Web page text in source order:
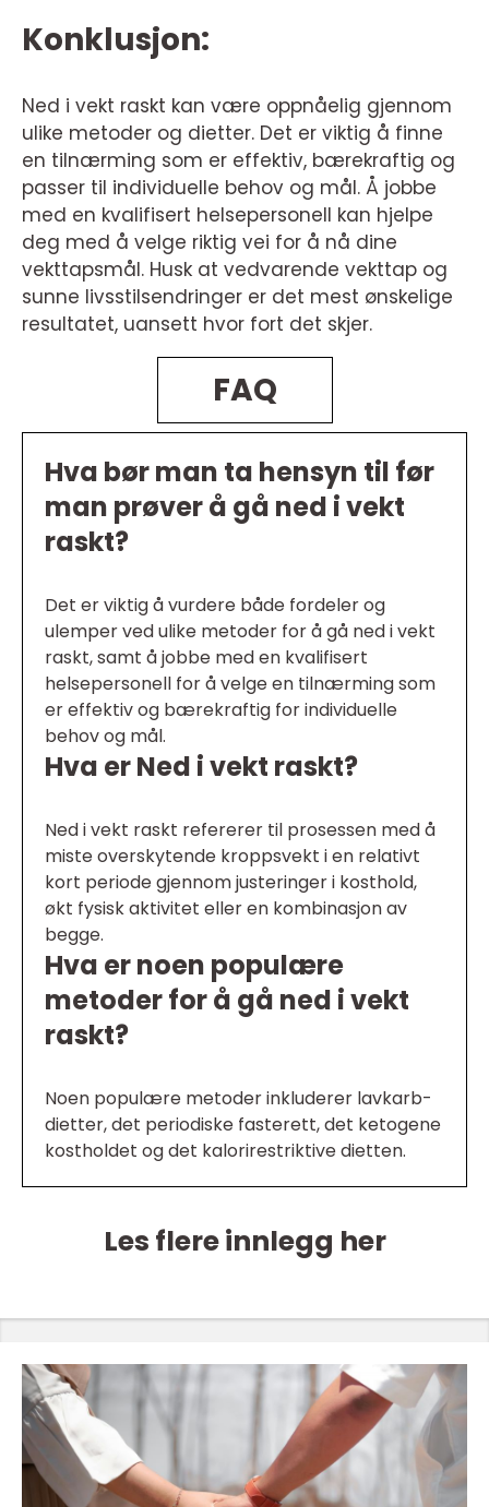
Konklusjon:
Ned i vekt raskt kan være oppnåelig gjennom
ulike metoder og dietter. Det er viktig å finne
en tilnærming som er effektiv, bærekraftig og
passer til individuelle behov og mål. Å jobbe
med en kvalifisert helsepersonell kan hjelpe
deg med å velge riktig vei for å nå dine
vekttapsmål. Husk at vedvarende vekttap og
sunne livsstilsendringer er det mest ønskelige
resultatet, uansett hvor fort det skjer.
FAQ
Hva bør man ta hensyn til før
man prøver å gå ned i vekt
raskt?
Det er viktig å vurdere både fordeler og
ulemper ved ulike metoder for å gå ned i vekt
raskt, samt å jobbe med en kvalifisert
helsepersonell for å velge en tilnærming som
er effektiv og bærekraftig for individuelle
behov og mål.
Hva er Ned i vekt raskt?
Ned i vekt raskt refererer til prosessen med å
miste overskytende kroppsvekt i en relativt
kort periode gjennom justeringer i kosthold,
økt fysisk aktivitet eller en kombinasjon av
begge.
Hva er noen populære
metoder for å gå ned i vekt
raskt?
Noen populære metoder inkluderer lavkarb-
dietter, det periodiske fasterett, det ketogene
kostholdet og det kalorirestriktive dietten.
Les flere innlegg her